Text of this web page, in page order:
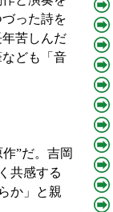
った詩を
苦しんだ
ども「音
”だ。吉岡
共感する
か」と親